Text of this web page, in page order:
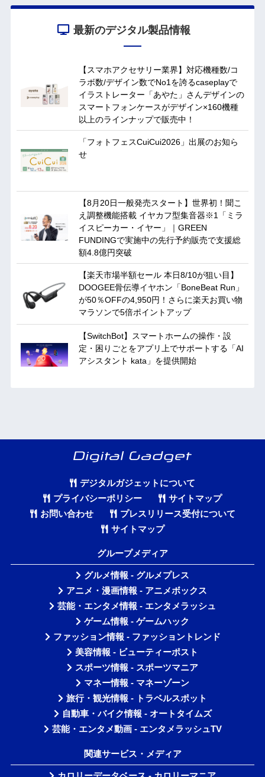
最新のデジタル製品情報
【スマホアクセサリー業界】対応機種数/コ
ラボ数/デザイン数でNo1を誇るcaseplayで
イラストレーター「あやた」さんデザインの
スマートフォンケースがデザイン×160機種
以上のラインナップで販売中！
「フォトフェスCuiCui2026」出展のお知ら
せ
【8月20日一般発売スタート】世界初！聞こ
え調整機能搭載 イヤカフ型集音器※1「ミラ
イスピーカー・イヤー」｜GREEN
FUNDINGで実施中の先行予約販売で支援総
額4.8億円突破
【楽天市場半額セール 本日8/10が狙い目】
DOOGEE骨伝導イヤホン「BoneBeat Run」
が50％OFFの4,950円！さらに楽天お買い物
マラソンで5倍ポイントアップ
【SwitchBot】スマートホームの操作・設
定・困りごとをアプリ上でサポートする「AI
アシスタント kata」を提供開始
デジタルガジェットについて
プライバシーポリシー
サイトマップ
お問い合わせ
プレスリリース受付について
サイトマップ
グループメディア
グルメ情報 - グルメプレス
アニメ・漫画情報 - アニメボックス
芸能・エンタメ情報 - エンタメラッシュ
ゲーム情報 - ゲームハック
ファッション情報 - ファッショントレンド
美容情報 - ビューティーポスト
スポーツ情報 - スポーツマニア
マネー情報 - マネーゾーン
旅行・観光情報 - トラベルスポット
自動車・バイク情報 - オートタイムズ
芸能・エンタメ動画 - エンタメラッシュTV
関連サービス・メディア